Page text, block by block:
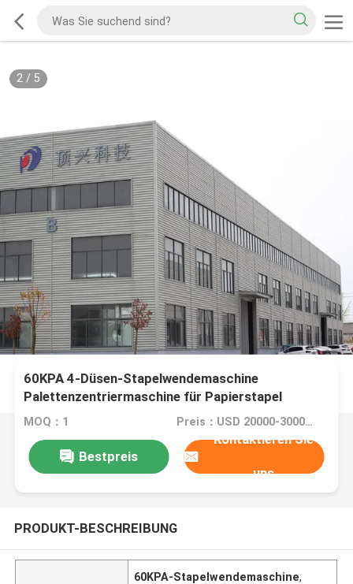
2/ 5
60KPA 4-Düsen-Stapelwendemaschine
Palettenzentriermaschine für Papierstapel
MOQ：1 Preis：USD 20000-30000/SET
Bestpreis
Kontaktieren Sie
uns
PRODUKT-BESCHREIBUNG
60KPA-Stapelwendemaschine,